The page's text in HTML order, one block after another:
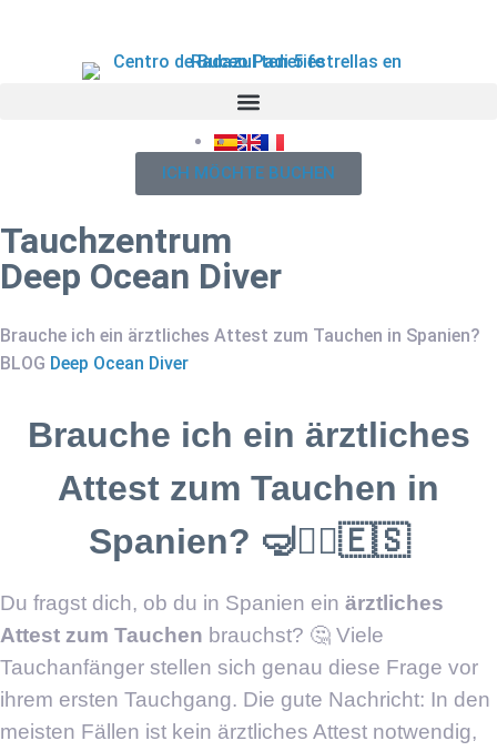
ICH MÖCHTE BUCHEN
Tauchzentrum
Deep Ocean Diver
Brauche ich ein ärztliches Attest zum Tauchen in Spanien?
BLOG Deep Ocean Diver
Brauche ich ein ärztliches
Attest zum Tauchen in
Spanien? 🤿👨‍⚕️🇪🇸
Du fragst dich, ob du in Spanien ein ärztliches
Attest zum Tauchen brauchst? 🤔 Viele
Tauchanfänger stellen sich genau diese Frage vor
ihrem ersten Tauchgang. Die gute Nachricht: In den
meisten Fällen ist kein ärztliches Attest notwendig,